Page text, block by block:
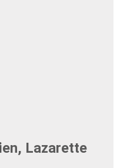
Lazarette